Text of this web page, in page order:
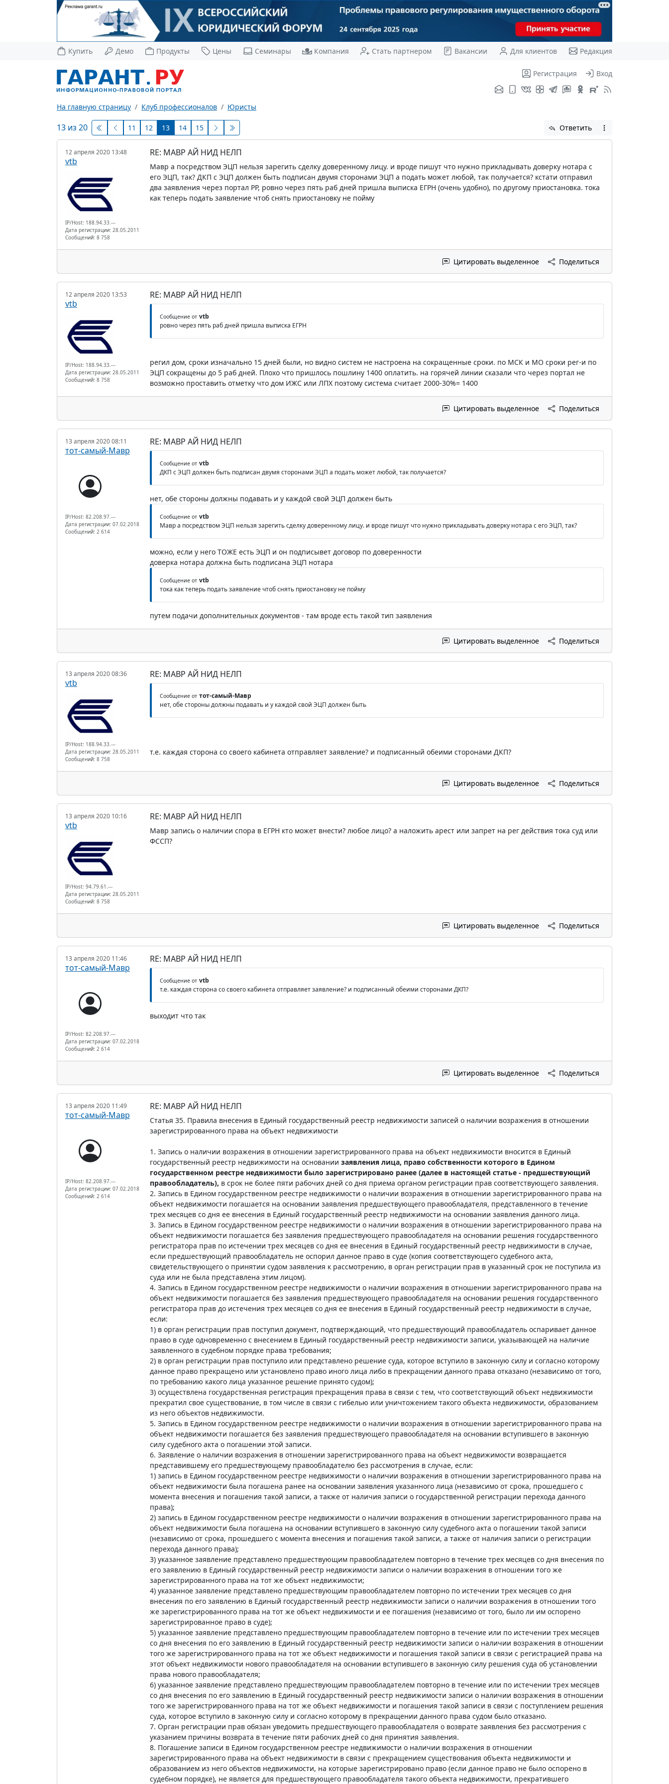
Купить Демо Продукты Цены Семинары Компания Стать партнером Вакансии Для клиентов Редакция
Регистрация Вход
На главную страницу Клуб профессионалов Юристы
13 из 20 11 12 13 14 15 Ответить
12 апреля 2020 13:48
vtb
IP/Host: 188.94.33.---
Дата регистрации: 28.05.2011
Сообщений: 8 758
RE: МАВР АЙ НИД НЕЛП
Мавр а посредством ЭЦП нельзя зарегить сделку доверенному лицу. и вроде пишут что нужно прикладывать доверку нотара с
его ЭЦП, так? ДКП с ЭЦП должен быть подписан двумя сторонами ЭЦП а подать может любой, так получается? кстати отправил
два заявления через портал РР, ровно через пять раб дней пришла выписка ЕГРН (очень удобно), по другому приостановка. тока
как теперь подать заявление чтоб снять приостановку не пойму
Цитировать выделенное Поделиться
12 апреля 2020 13:53
vtb
IP/Host: 188.94.33.---
Дата регистрации: 28.05.2011
Сообщений: 8 758
RE: МАВР АЙ НИД НЕЛП
Сообщение от vtb
ровно через пять раб дней пришла выписка ЕГРН
регил дом, сроки изначально 15 дней были, но видно систем не настроена на сокращенные сроки. по МСК и МО сроки рег-и по
ЭЦП сокращены до 5 раб дней. Плохо что пришлось пошлину 1400 оплатить. на горячей линии сказали что через портал не
возможно проставить отметку что дом ИЖС или ЛПХ поэтому система считает 2000-30%= 1400
Цитировать выделенное Поделиться
13 апреля 2020 08:11
тот-самый-Мавр
IP/Host: 82.208.97.---
Дата регистрации: 07.02.2018
Сообщений: 2 614
RE: МАВР АЙ НИД НЕЛП
Сообщение от vtb
ДКП с ЭЦП должен быть подписан двумя сторонами ЭЦП а подать может любой, так получается?
нет, обе стороны должны подавать и у каждой свой ЭЦП должен быть
Сообщение от vtb
Мавр а посредством ЭЦП нельзя зарегить сделку доверенному лицу. и вроде пишут что нужно прикладывать доверку нотара с его ЭЦП, так?
можно, если у него ТОЖЕ есть ЭЦП и он подписывет договор по доверенности
доверка нотара должна быть подписана ЭЦП нотара
Сообщение от vtb
тока как теперь подать заявление чтоб снять приостановку не пойму
путем подачи дополнительных документов - там вроде есть такой тип заявления
Цитировать выделенное Поделиться
13 апреля 2020 08:36
vtb
IP/Host: 188.94.33.---
Дата регистрации: 28.05.2011
Сообщений: 8 758
RE: МАВР АЙ НИД НЕЛП
Сообщение от тот-самый-Мавр
нет, обе стороны должны подавать и у каждой свой ЭЦП должен быть
т.е. каждая сторона со своего кабинета отправляет заявление? и подписанный обеими сторонами ДКП?
Цитировать выделенное Поделиться
13 апреля 2020 10:16
vtb
IP/Host: 94.79.61.---
Дата регистрации: 28.05.2011
Сообщений: 8 758
RE: МАВР АЙ НИД НЕЛП
Мавр запись о наличии спора в ЕГРН кто может внести? любое лицо? а наложить арест или запрет на рег действия тока суд или
ФССП?
Цитировать выделенное Поделиться
13 апреля 2020 11:46
тот-самый-Мавр
IP/Host: 82.208.97.---
Дата регистрации: 07.02.2018
Сообщений: 2 614
RE: МАВР АЙ НИД НЕЛП
Сообщение от vtb
т.е. каждая сторона со своего кабинета отправляет заявление? и подписанный обеими сторонами ДКП?
выходит что так
Цитировать выделенное Поделиться
13 апреля 2020 11:49
тот-самый-Мавр
IP/Host: 82.208.97.---
Дата регистрации: 07.02.2018
Сообщений: 2 614
RE: МАВР АЙ НИД НЕЛП
Статья 35. Правила внесения в Единый государственный реестр недвижимости записей о наличии возражения в отношении
зарегистрированного права на объект недвижимости
1. Запись о наличии возражения в отношении зарегистрированного права на объект недвижимости вносится в Единый
государственный реестр недвижимости на основании заявления лица, право собственности которого в Едином
государственном реестре недвижимости было зарегистрировано ранее (далее в настоящей статье - предшествующий
правообладатель), в срок не более пяти рабочих дней со дня приема органом регистрации прав соответствующего заявления.
2. Запись в Едином государственном реестре недвижимости о наличии возражения в отношении зарегистрированного права на
объект недвижимости погашается на основании заявления предшествующего правообладателя, представленного в течение
трех месяцев со дня ее внесения в Единый государственный реестр недвижимости на основании заявления данного лица.
3. Запись в Едином государственном реестре недвижимости о наличии возражения в отношении зарегистрированного права на
объект недвижимости погашается без заявления предшествующего правообладателя на основании решения государственного
регистратора прав по истечении трех месяцев со дня ее внесения в Единый государственный реестр недвижимости в случае,
если предшествующий правообладатель не оспорил данное право в суде (копия соответствующего судебного акта,
свидетельствующего о принятии судом заявления к рассмотрению, в орган регистрации прав в указанный срок не поступила из
суда или не была представлена этим лицом).
4. Запись в Едином государственном реестре недвижимости о наличии возражения в отношении зарегистрированного права на
объект недвижимости погашается без заявления предшествующего правообладателя на основании решения государственного
регистратора прав до истечения трех месяцев со дня ее внесения в Единый государственный реестр недвижимости в случае,
если:
1) в орган регистрации прав поступил документ, подтверждающий, что предшествующий правообладатель оспаривает данное
право в суде одновременно с внесением в Единый государственный реестр недвижимости записи, указывающей на наличие
заявленного в судебном порядке права требования;
2) в орган регистрации прав поступило или представлено решение суда, которое вступило в законную силу и согласно которому
данное право прекращено или установлено право иного лица либо в прекращении данного права отказано (независимо от того,
по требованию какого лица указанное решение принято судом);
3) осуществлена государственная регистрация прекращения права в связи с тем, что соответствующий объект недвижимости
прекратил свое существование, в том числе в связи с гибелью или уничтожением такого объекта недвижимости, образованием
из него объектов недвижимости.
5. Запись в Едином государственном реестре недвижимости о наличии возражения в отношении зарегистрированного права на
объект недвижимости погашается без заявления предшествующего правообладателя на основании вступившего в законную
силу судебного акта о погашении этой записи.
6. Заявление о наличии возражения в отношении зарегистрированного права на объект недвижимости возвращается
представившему его предшествующему правообладателю без рассмотрения в случае, если:
1) запись в Едином государственном реестре недвижимости о наличии возражения в отношении зарегистрированного права на
объект недвижимости была погашена ранее на основании заявления указанного лица (независимо от срока, прошедшего с
момента внесения и погашения такой записи, а также от наличия записи о государственной регистрации перехода данного
права);
2) запись в Едином государственном реестре недвижимости о наличии возражения в отношении зарегистрированного права на
объект недвижимости была погашена на основании вступившего в законную силу судебного акта о погашении такой записи
(независимо от срока, прошедшего с момента внесения и погашения такой записи, а также от наличия записи о регистрации
перехода данного права);
3) указанное заявление представлено предшествующим правообладателем повторно в течение трех месяцев со дня внесения по
его заявлению в Единый государственный реестр недвижимости записи о наличии возражения в отношении того же
зарегистрированного права на тот же объект недвижимости;
4) указанное заявление представлено предшествующим правообладателем повторно по истечении трех месяцев со дня
внесения по его заявлению в Единый государственный реестр недвижимости записи о наличии возражения в отношении того
же зарегистрированного права на тот же объект недвижимости и ее погашения (независимо от того, было ли им оспорено
зарегистрированное право в суде);
5) указанное заявление представлено предшествующим правообладателем повторно в течение или по истечении трех месяцев
со дня внесения по его заявлению в Единый государственный реестр недвижимости записи о наличии возражения в отношении
того же зарегистрированного права на тот же объект недвижимости и погашения такой записи в связи с регистрацией права на
этот объект недвижимости нового правообладателя на основании вступившего в законную силу решения суда об установлении
права нового правообладателя;
6) указанное заявление представлено предшествующим правообладателем повторно в течение или по истечении трех месяцев
со дня внесения по его заявлению в Единый государственный реестр недвижимости записи о наличии возражения в отношении
того же зарегистрированного права на тот же объект недвижимости и погашения такой записи в связи с поступлением решения
суда, которое вступило в законную силу и согласно которому в прекращении данного права судом было отказано.
7. Орган регистрации прав обязан уведомить предшествующего правообладателя о возврате заявления без рассмотрения с
указанием причины возврата в течение пяти рабочих дней со дня принятия заявления.
8. Погашение записи в Едином государственном реестре недвижимости о наличии возражения в отношении
зарегистрированного права на объект недвижимости в связи с прекращением существования объекта недвижимости и
образованием из него объектов недвижимости, на которые зарегистрировано право (если данное право не было оспорено в
судебном порядке), не является для предшествующего правообладателя такого объекта недвижимости, прекратившего